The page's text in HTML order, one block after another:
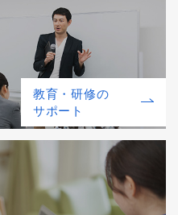
教育・研修の
サポート